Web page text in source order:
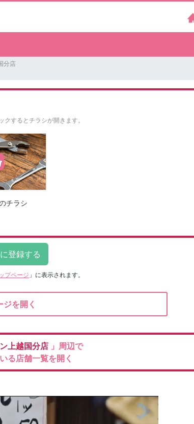
分店
クするとチラシが開きます。
チラシ
プページ 」に表示されます。
を開く
上越国分店 」周辺で
る店舗一覧を開く